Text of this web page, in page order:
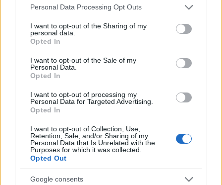
Please note that this website/app uses one or more Google
not limited to your visit or usage behaviour. You may click to
grant or deny consent to Google and its third-party tags to
use your data for below specified purposes in below Google
consent section.
Personal Data Processing Opt Outs
I want to opt-out of the Sharing of my
personal data.
Opted In
I want to opt-out of the Sale of my
Personal Data.
Opted In
I want to opt-out of processing my
Personal Data for Targeted Advertising.
Opted In
I want to opt-out of Collection, Use,
Retention, Sale, and/or Sharing of my
Personal Data that Is Unrelated with the
Purposes for which it was collected.
Opted Out
Google consents
Sigue leyendo
CONSEJOS DE COCINA